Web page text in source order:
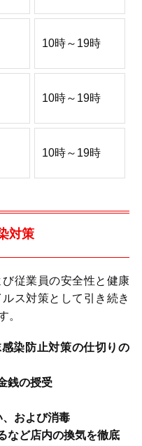
10時～19時
10時～19時
10時～19時
対策
従業員の安全性と健康
ス対策として引き続き
。
染防止対策の仕切りの
銭の授受
および消毒
など店内の換気を徹底